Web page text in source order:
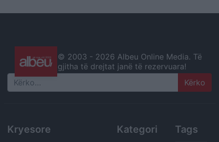
© 2003 - 2026 Albeu Online Media. Të
gjitha të drejtat janë të rezervuara!
Search
Kryesore Kategori Tags